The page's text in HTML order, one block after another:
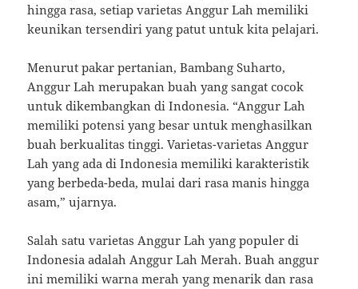
hingga rasa, setiap varietas Anggur Lah memiliki
keunikan tersendiri yang patut untuk kita pelajari.
Menurut pakar pertanian, Bambang Suharto,
Anggur Lah merupakan buah yang sangat cocok
untuk dikembangkan di Indonesia. “Anggur Lah
memiliki potensi yang besar untuk menghasilkan
buah berkualitas tinggi. Varietas-varietas Anggur
Lah yang ada di Indonesia memiliki karakteristik
yang berbeda-beda, mulai dari rasa manis hingga
asam,” ujarnya.
Salah satu varietas Anggur Lah yang populer di
Indonesia adalah Anggur Lah Merah. Buah anggur
ini memiliki warna merah yang menarik dan rasa